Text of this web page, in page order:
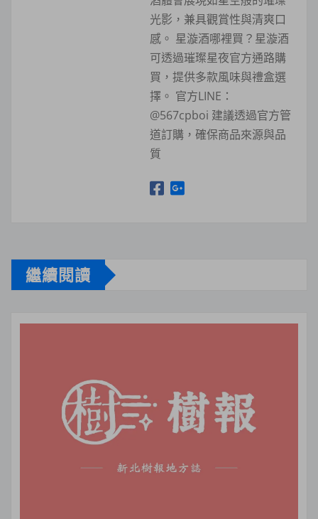
光影，兼具觀賞性與清爽口
感。 星漩酒哪裡買？星漩酒
可透過璀璨星夜官方通路購
買，提供多款風味與禮盒選
擇。 官方LINE：
@567cpboi 建議透過官方管
道訂購，確保商品來源與品
質
繼續閱讀